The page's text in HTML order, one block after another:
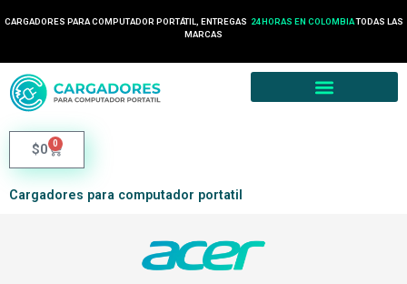
CARGADORES PARA COMPUTADOR PORTÁTIL, ENTREGAS 24 HORAS EN COLOMBIATODAS LAS
MARCAS
$0 0
Cargadores para computador portatil